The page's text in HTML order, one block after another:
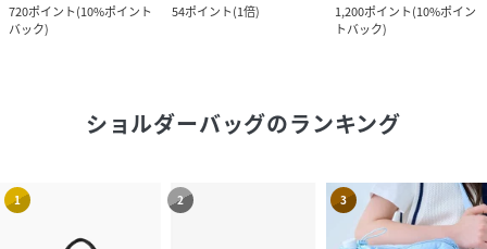
720ポイント(10%ポイント
バック)
54ポイント(1倍)
1,200ポイント(10%ポイン
トバック)
ショルダーバッグのランキング
1 2 3